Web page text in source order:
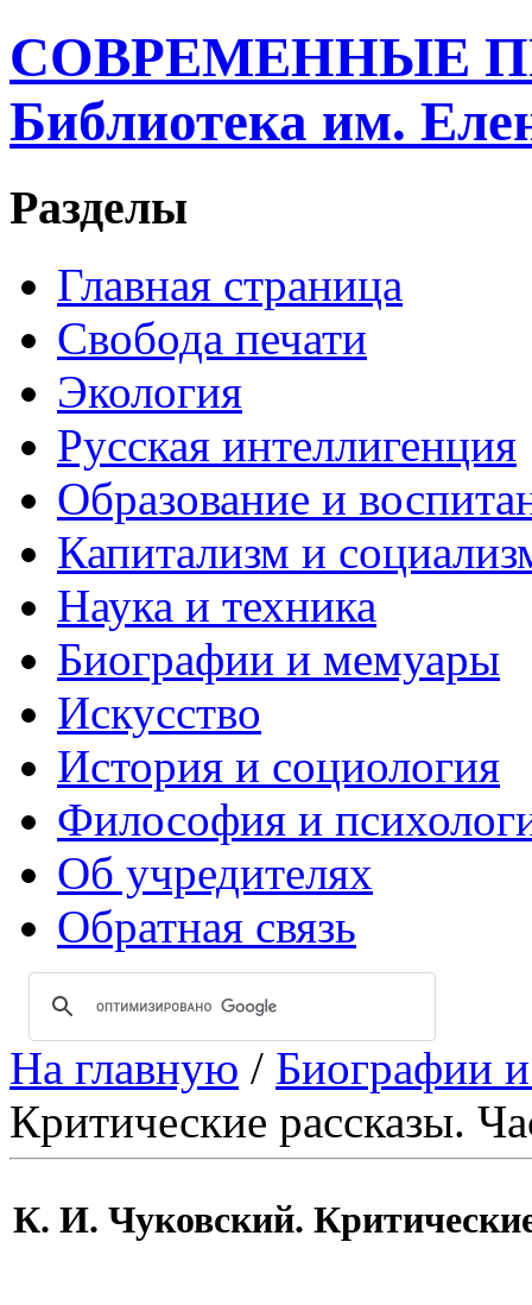
СОВРЕМЕННЫЕ
Библиотека им.
Разделы
Главная страница
Свобода печати
Экология
Русская интеллигенция
Образование и
Капитализм и
Наука и техника
Биографии и мемуары
Искусство
История и социология
Философия и
Об учредителях
Обратная связь
На главную / Биографии
Критические рассказы.
К. И. Чуковский.